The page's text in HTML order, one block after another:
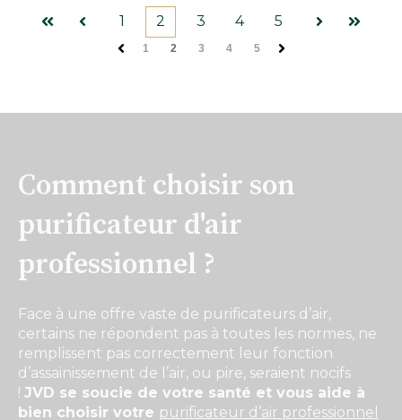
PremierPrécédent
1 2 3 4 5
SuivantDernier
1 2 3 4 5
Comment choisir son
purificateur d'air
professionnel ?
Face à une offre vaste de purificateurs d’air,
certains ne répondent pas à toutes les normes, ne
remplissent pas correctement leur fonction
d’assainissement de l’air, ou pire, seraient nocifs
! JVD se soucie de votre santé et vous aide à
bien choisir votre purificateur d’air professionnel